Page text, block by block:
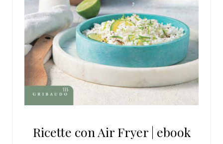
Ricette con Air Fryer | ebook